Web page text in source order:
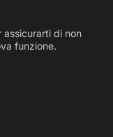
assicurarti di non
funzione.